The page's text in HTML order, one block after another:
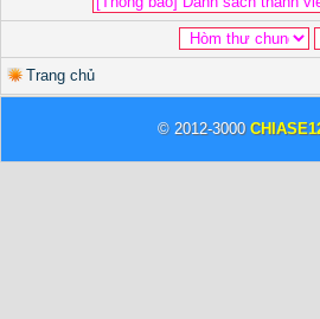
Trang chủ
© 2012-3000